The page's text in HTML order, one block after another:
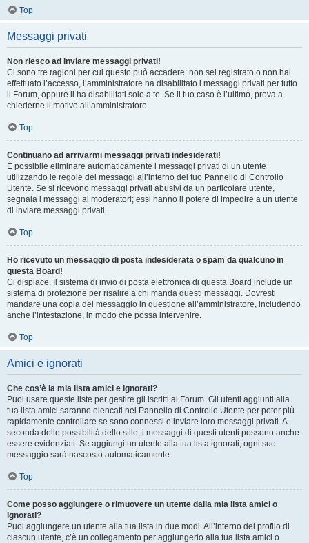
Top
Messaggi privati
Non riesco ad inviare messaggi privati!
Ci sono tre ragioni per cui questo può accadere: non sei registrato o non hai
effettuato l’accesso, l’amministratore ha disabilitato i messaggi privati per tutto
il Forum, oppure li ha disabilitati solo a te. Se il tuo caso è l’ultimo, prova a
chiederne il motivo all’amministratore.
Top
Continuano ad arrivarmi messaggi privati indesiderati!
È possibile eliminare automaticamente i messaggi privati ​​di un utente
utilizzando le regole dei messaggi all’interno del tuo Pannello di Controllo
Utente. Se si ricevono messaggi privati ​​abusivi da un particolare utente,
segnala i messaggi ai moderatori; essi hanno il potere di impedire a un utente
di inviare messaggi privati​​.
Top
Ho ricevuto un messaggio di posta indesiderata o spam da qualcuno in
questa Board!
Ci dispiace. Il sistema di invio di posta elettronica di questa Board include un
sistema di protezione per risalire a chi manda questi messaggi. Dovresti
mandare una copia del messaggio in questione all’amministratore, includendo
anche l’intestazione, in modo che possa intervenire.
Top
Amici e ignorati
Che cos’è la mia lista amici e ignorati?
Puoi usare queste liste per gestire gli iscritti al Forum. Gli utenti aggiunti alla
tua lista amici saranno elencati nel Pannello di Controllo Utente per poter più
rapidamente controllare se sono connessi e inviare loro messaggi privati. A
seconda delle possibilità dello stile, i messaggi di questi utenti possono anche
essere evidenziati. Se aggiungi un utente alla tua lista ignorati, ogni suo
messaggio sarà nascosto automaticamente.
Top
Come posso aggiungere o rimuovere un utente dalla mia lista amici o
ignorati?
Puoi aggiungere un utente alla tua lista in due modi. All’interno del profilo di
ciascun utente, c’è un collegamento per aggiungerlo alla tua lista amici o